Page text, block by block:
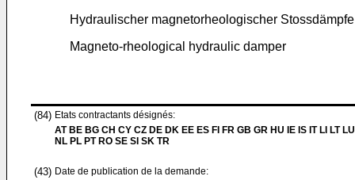
Hydraulischer magnetorheologischer
Magneto-rheological hydraulic damper
(84) Etats contractants désignés:
AT BE BG CH CY CZ DE DK EE ES FI FR GB GR HU IE IS IT LI LT
NL PL PT RO SE SI SK TR
(43) Date de publication de la demande: